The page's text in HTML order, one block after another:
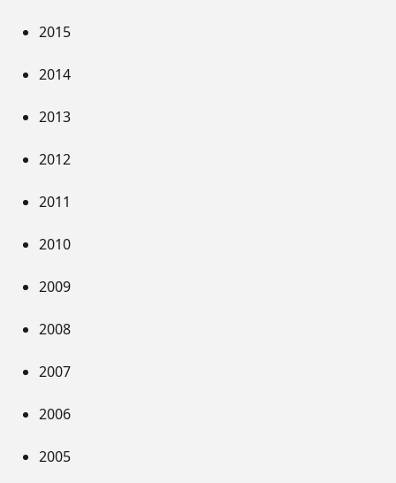
2015
2014
2013
2012
2011
2010
2009
2008
2007
2006
2005